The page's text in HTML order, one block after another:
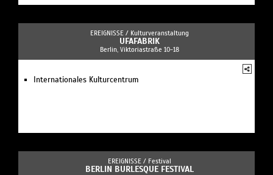
EREIGNISSE / Kulturveranstaltung
UFAFABRIK
Berlin, Viktoriastraße 10-18
Internationales Kulturcentrum
EREIGNISSE / Festival
BERLIN BURLESQUE FESTIVAL